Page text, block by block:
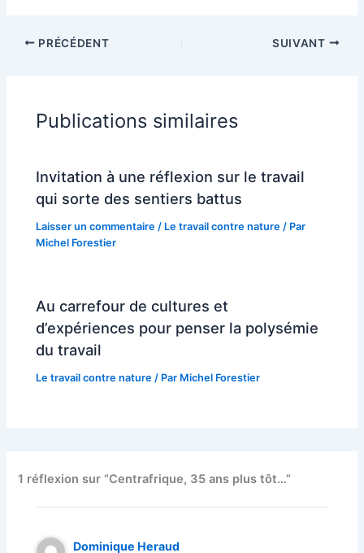
PRÉCÉDENT SUIVANT
Publications similaires
Invitation à une réflexion sur le travail
qui sorte des sentiers battus
Laisser un commentaire / Le travail contre nature / Par
Michel Forestier
Au carrefour de cultures et
d’expériences pour penser la polysémie
du travail
Le travail contre nature / Par Michel Forestier
1 réflexion sur “Centrafrique, 35 ans plus tôt…”
Dominique Heraud